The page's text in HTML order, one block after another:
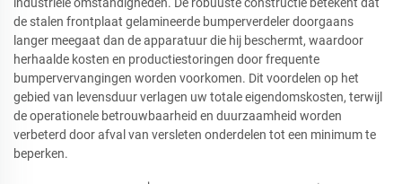
de stalen frontplaat gelamineerde bumperverdeler doorgaans
langer meegaat dan de apparatuur die hij beschermt, waardoor
herhaalde kosten en productiestoringen door frequente
bumpervervangingen worden voorkomen. Dit voordelen op het
gebied van levensduur verlagen uw totale eigendomskosten, terwijl
de operationele betrouwbaarheid en duurzaamheid worden
verbeterd door afval van versleten onderdelen tot een minimum te
beperken.